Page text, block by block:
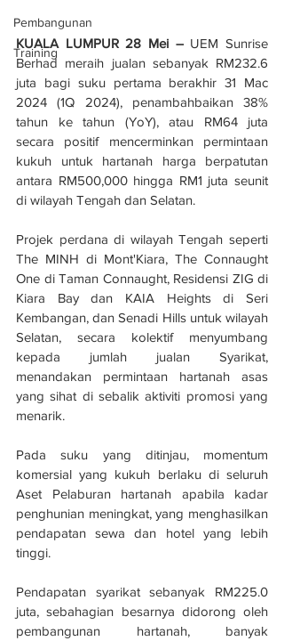
Pembangunan
Training
KUALA LUMPUR 28 Mei – UEM Sunrise
Berhad meraih jualan sebanyak RM232.6
juta bagi suku pertama berakhir 31 Mac
2024 (1Q 2024), penambahbaikan 38%
tahun ke tahun (YoY), atau RM64 juta
secara positif mencerminkan permintaan
kukuh untuk hartanah harga berpatutan
antara RM500,000 hingga RM1 juta seunit
di wilayah Tengah dan Selatan.
Projek perdana di wilayah Tengah seperti
The MINH di Mont'Kiara, The Connaught
One di Taman Connaught, Residensi ZIG di
Kiara Bay dan KAIA Heights di Seri
Kembangan, dan Senadi Hills untuk wilayah
Selatan, secara kolektif menyumbang
kepada jumlah jualan Syarikat,
menandakan permintaan hartanah asas
yang sihat di sebalik aktiviti promosi yang
menarik.
Pada suku yang ditinjau, momentum
komersial yang kukuh berlaku di seluruh
Aset Pelaburan hartanah apabila kadar
penghunian meningkat, yang menghasilkan
pendapatan sewa dan hotel yang lebih
tinggi.
Pendapatan syarikat sebanyak RM225.0
juta, sebahagian besarnya didorong oleh
pembangunan hartanah, banyak